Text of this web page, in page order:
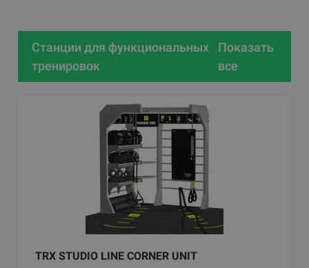
Станции для функциональных
тренировок
Показать
все
TRX STUDIO LINE CORNER UNIT